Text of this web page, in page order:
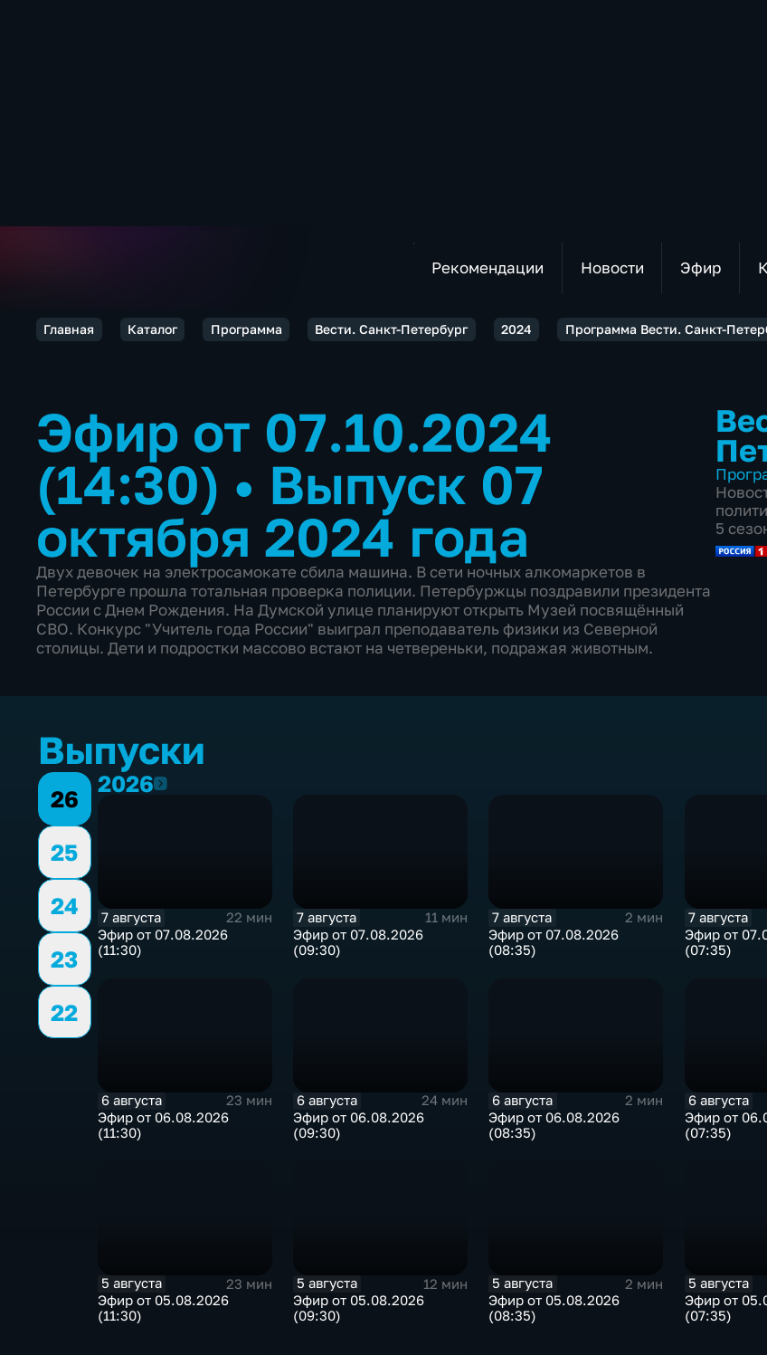
Рекомендации Новости Эфир
Главная Каталог Программа Вести. Санкт-Петербург 2024 Программа Вести. Санкт-
Эфир от 07.10.2024
(14:30) • Выпуск 07
октября 2024 года
Двух девочек на электросамокате сбила машина. В сети ночных алкомаркетов в
Петербурге прошла тотальная проверка полиции. Петербуржцы поздравили президента
России с Днем Рождения. На Думской улице планируют открыть Музей посвящённый
СВО. Конкурс "Учитель года России" выиграл преподаватель физики из Северной
столицы. Дети и подростки массово встают на четвереньки, подражая животным.
5
Выпуски
26
25
24
23
22
20262026
7 августа
22 мин
Эфир от 07.08.2026
(11:30)
7 августа
11 мин
Эфир от 07.08.2026
(09:30)
7 августа
2 мин
Эфир от 07.08.2026
(08:35)
7 августа
Эфир от
(07:35)
6 августа
23 мин
Эфир от 06.08.2026
(11:30)
6 августа
24 мин
Эфир от 06.08.2026
(09:30)
6 августа
2 мин
Эфир от 06.08.2026
(08:35)
6 августа
Эфир от
(07:35)
5 августа
23 мин
Эфир от 05.08.2026
(11:30)
5 августа
12 мин
Эфир от 05.08.2026
(09:30)
5 августа
2 мин
Эфир от 05.08.2026
(08:35)
5 августа
Эфир от
(07:35)